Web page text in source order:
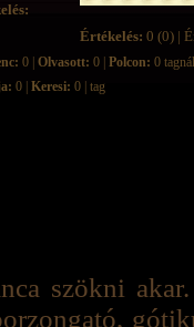
Értékelés: 0 (0) |
0 | Olvasott: 0 | Polcon: 0 tagnál
0 | Keresi: 0 | tag
szökni